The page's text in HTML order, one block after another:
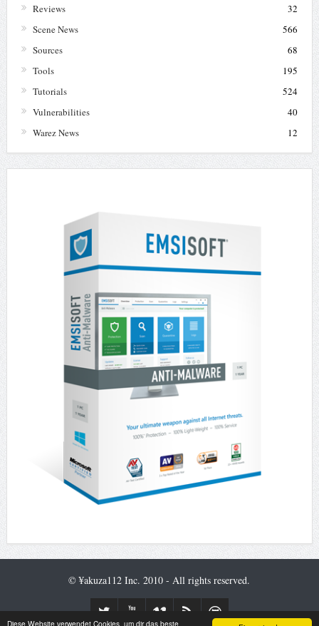
Diese Website verwendet Cookies, um dir das beste
Reviews
32
Scene News
566
Sources
68
Tools
195
Tutorials
524
Vulnerabilities
40
Warez News
12
© ¥akuza112 Inc. 2010 - All rights reserved.